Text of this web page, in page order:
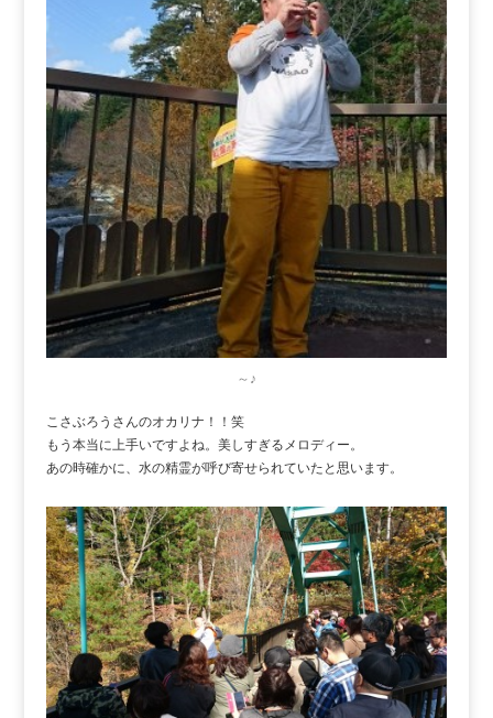
～♪
こさぶろうさんのオカリナ！！笑
もう本当に上手いですよね。美しすぎるメロディー。
あの時確かに、水の精霊が呼び寄せられていたと思います。